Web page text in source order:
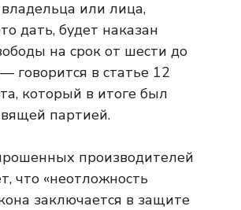
владельца или лица,
дать, будет наказан
на срок от шести до
говорится в статье 12
который в итоге был
партией.
производителей
что «неотложность
заключается в защите